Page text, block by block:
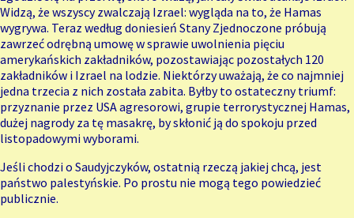
Widzą, że wszyscy zwalczają Izrael: wygląda na to, że Hamas
wygrywa. Teraz według doniesień Stany Zjednoczone próbują
zawrzeć odrębną umowę w sprawie uwolnienia pięciu
amerykańskich zakładników, pozostawiając pozostałych 120
zakładników i Izrael na lodzie. Niektórzy uważają, że co najmniej
jedna trzecia z nich została zabita. Byłby to ostateczny triumf:
przyznanie przez USA agresorowi, grupie terrorystycznej Hamas,
dużej nagrody za tę masakrę, by skłonić ją do spokoju przed
listopadowymi wyborami.
Jeśli chodzi o Saudyjczyków, ostatnią rzeczą jakiej chcą, jest
państwo palestyńskie. Po prostu nie mogą tego powiedzieć
publicznie.